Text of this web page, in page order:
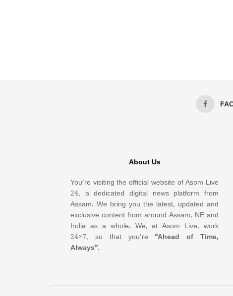
About Us
You’re visiting the official website of Asom Live
24, a dedicated digital news platform from
Assam. We bring you the latest, updated and
exclusive content from around Assam, NE and
India as a whole. We, at Asom Live, work
24×7, so that you’re“Ahead of Time,
Always”.